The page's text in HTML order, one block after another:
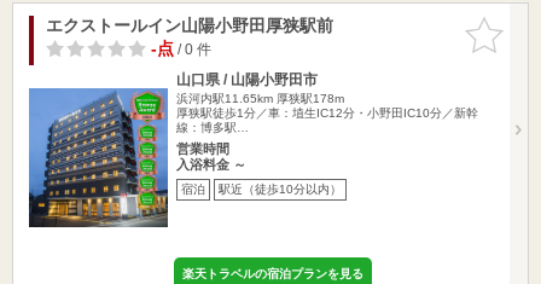
お気に入
りに追加
エクストールイン山陽小野田厚狭駅前
-点/ 0 件
山口県 / 山陽小野田市
浜河内駅11.65km 厚狭駅178m
厚狭駅徒歩1分／車：埴生IC12分・小野田IC10分／新幹
線：博多駅…
営業時間
入浴料金 ～
宿泊 駅近（徒歩10分以内）
楽天トラベルの宿泊プランを見る